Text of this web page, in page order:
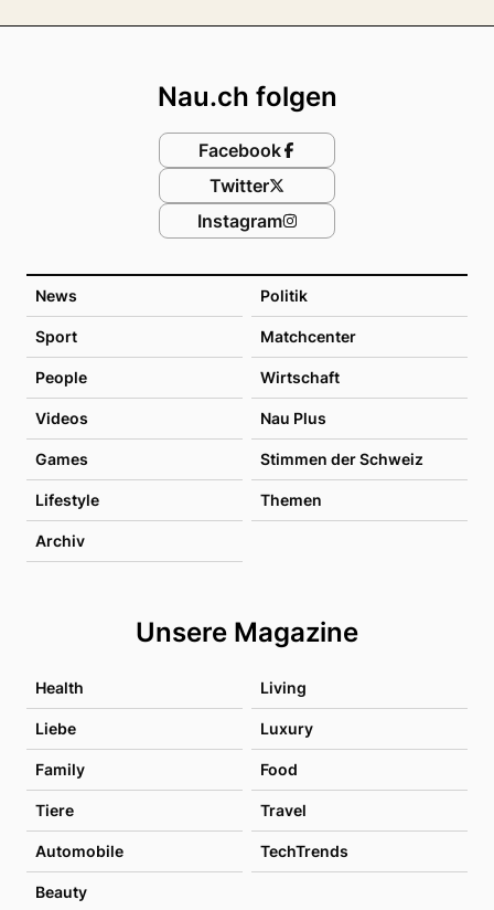
News Politik
Sport Matchcenter
People Wirtschaft
Videos Nau Plus
Games Stimmen der Schweiz
Lifestyle Themen
Archiv
Unsere Magazine
Health Living
Liebe Luxury
Family Food
Tiere Travel
Automobile TechTrends
Beauty
Nau.ch folgen
Facebook
Twitter
Instagram